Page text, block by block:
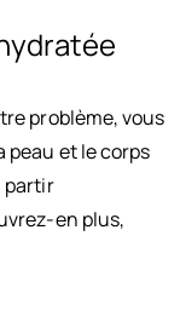
problème, vous
peau et le corps
partir
en plus,